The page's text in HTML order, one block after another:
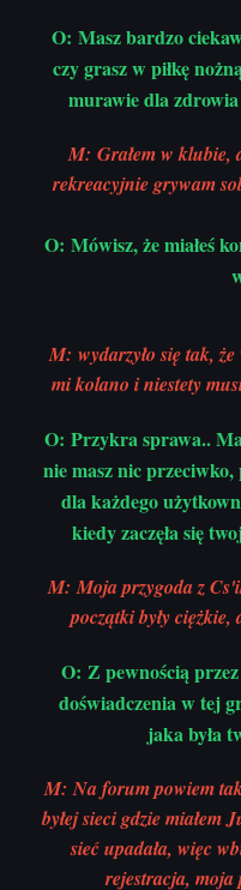
O: Masz bardzo
czy grasz w piłkę
murawie dla zdrowia
M: Grałem w klubie,
rekreacyjnie grywam
O: Mówisz, że miałeś
M: wydarzyło się tak,
mi kolano i niestety
O: Przykra sprawa..
nie masz nic
dla każdego
kiedy zaczęła się
M: Moja przygoda z
początki były
O: Z pewnością przez
doświadczenia w tej
jaka była
M: Na forum powiem
byłej sieci gdzie miałem
sieć upadała, więc
rejestracja, moja